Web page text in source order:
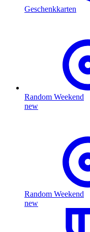
Geschenkkarten
Random Weekend
new
Random Weekend
new